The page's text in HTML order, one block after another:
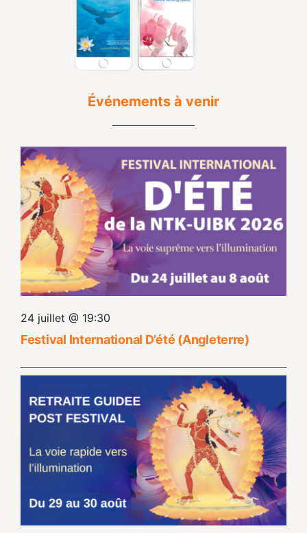
Événements à venir
24 juillet @ 19:30
Festival International D’été (Angleterre)